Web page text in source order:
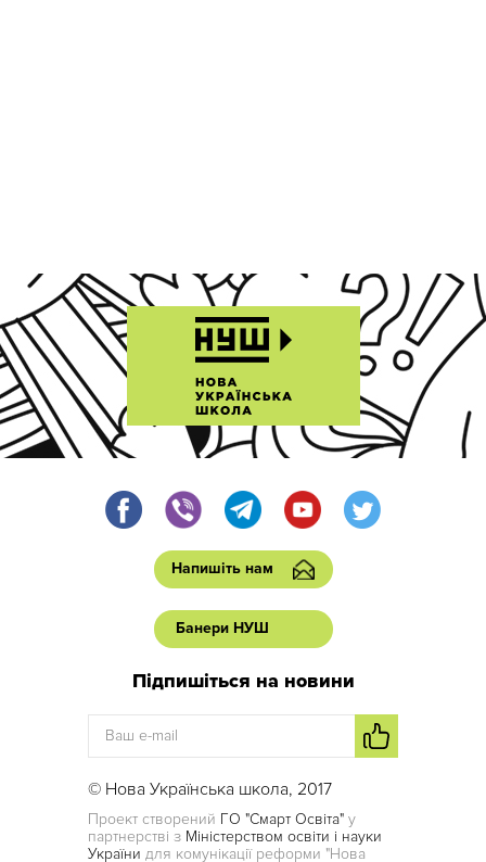
Напишіть нам
Банери НУШ
Підпишіться на новини
© Нова Українська школа, 2017
Проект створений ГО "Смарт Освіта" у
партнерстві з Міністерством освіти і науки
України для комунікації реформи "Нова